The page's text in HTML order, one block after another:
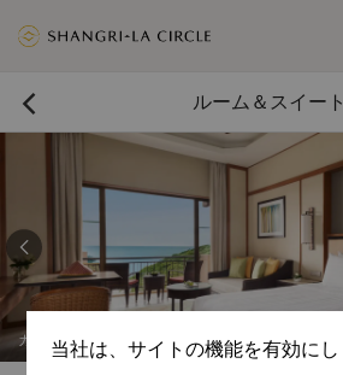
 ルーム＆スイート
ンウィングデラックスシービュールーム

当社は、サイトの機能を有効にし